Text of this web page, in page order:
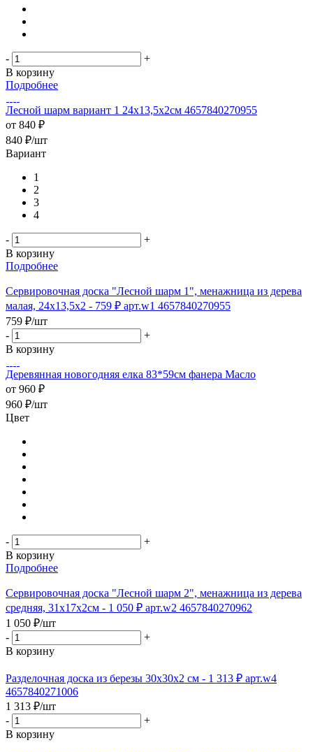
-
+
В корзину
Подробнее
Лесной шарм вариант 1 24х13,5х2см 4657840270955
от 840 ₽
840 ₽/шт
Вариант
1
2
3
4
-
+
В корзину
Подробнее
Сервировочная доска "Лесной шарм 1", менажница из дерева
малая, 24х13,5х2 - 759 ₽ арт.w1 4657840270955
759 ₽/шт
-
+
В корзину
Деревянная новогодняя елка 83*59см фанера Масло
от 960 ₽
960 ₽/шт
Цвет
-
+
В корзину
Подробнее
Сервировочная доска "Лесной шарм 2", менажница из дерева
средняя, 31х17х2см - 1 050 ₽ арт.w2 4657840270962
1 050 ₽/шт
-
+
В корзину
Разделочная доска из березы 30х30х2 см - 1 313 ₽ арт.w4
4657840271006
1 313 ₽/шт
-
+
В корзину